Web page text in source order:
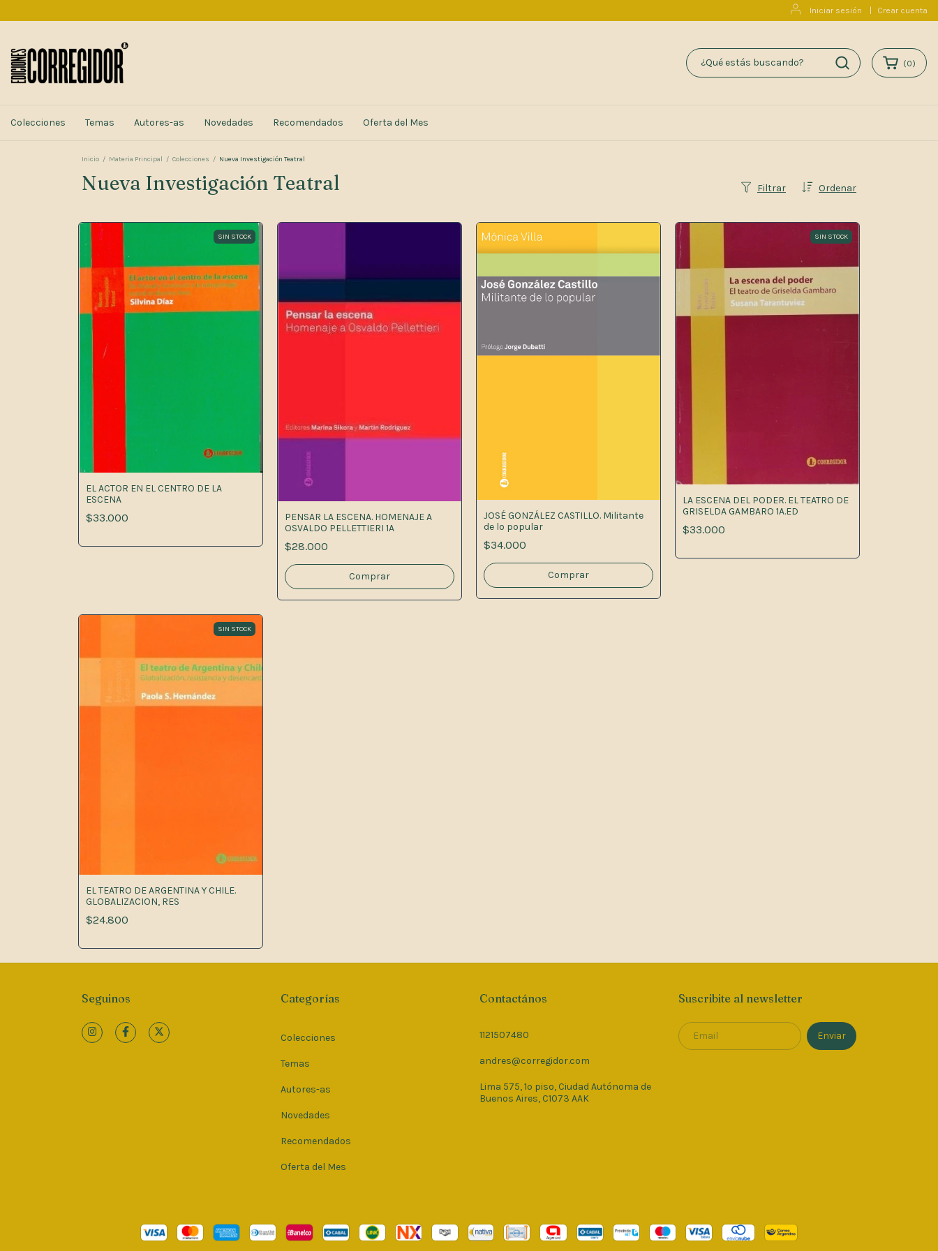
Iniciar sesión Crear cuenta
(0)
Colecciones Temas Autores-as Novedades Recomendados Oferta del Mes
Inicio / Materia Principal / Colecciones / Nueva Investigación Teatral
Nueva Investigación Teatral Ordenar
Filtrar
SIN STOCK
EL ACTOR EN EL CENTRO DE LA
ESCENA
$33.000
PENSAR LA ESCENA. HOMENAJE A
OSVALDO PELLETTIERI 1A
$28.000
JOSÉ GONZÁLEZ CASTILLO. Militante
de lo popular
$34.000
SIN STOCK
LA ESCENA DEL PODER. EL TEATRO DE
GRISELDA GAMBARO 1A.ED
$33.000
SIN STOCK
EL TEATRO DE ARGENTINA Y CHILE.
GLOBALIZACION, RES
$24.800
Seguinos Categorías
Colecciones
Temas
Autores-as
Novedades
Recomendados
Oferta del Mes
Contactános
1121507480
andres@corregidor.com
Lima 575, 1º piso, Ciudad Autónoma de
Buenos Aires, C1073 AAK
Suscribite al newsletter